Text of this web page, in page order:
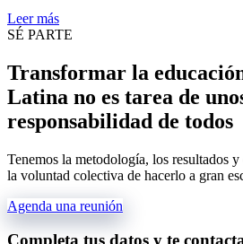
Leer más
SÉ PARTE
Transformar la
Latina no es tarea de
responsabilidad de todos
Tenemos la metodología, los resultados
la voluntad colectiva de hacerlo a gran
Agenda una reunión